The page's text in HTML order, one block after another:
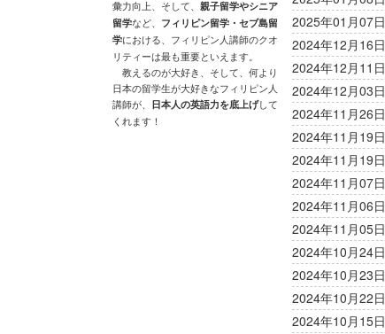
彙力向上、そして、 親子留学やシニア
留学など、 フィリピン留学・セブ島留
学における、フィリピン人講師のクオ
リティーは最も重要といえます。
教えるのが大好き、そして、何より
日本の留学生が大好きなフィリピン人
講師が、 日本人の英語力を底上げして
くれます！
2025年01月07日
2024年12月16日
2024年12月11日
2024年12月03日
2024年11月26日
2024年11月19日
2024年11月19日
2024年11月07日
2024年11月06日
2024年11月05日
2024年10月24日
2024年10月23日
2024年10月22日
2024年10月15日